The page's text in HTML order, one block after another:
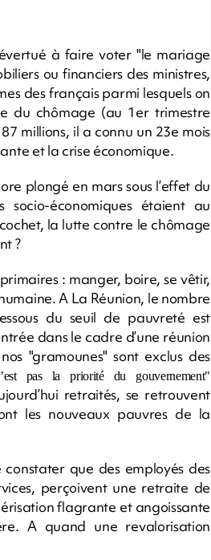
à faire voter "le mariage
ou financiers des ministres,
des français parmi lesquels on
du chômage (au 1er trimestre
millions, il a connu un 23e mois
et la crise économique.
plongé en mars sous l’effet du
socio-économiques étaient au
la lutte contre le chômage
?
: manger, boire, se vêtir,
A La Réunion, le nombre
du seuil de pauvreté est
dans le cadre d’une réunion
"gramounes" sont exclus des
pas la priorité du gouvernement"
retraités, se retrouvent
les nouveaux pauvres de la
que des employés des
perçoivent une retraite de
flagrante et angoissante
A quand une revalorisation